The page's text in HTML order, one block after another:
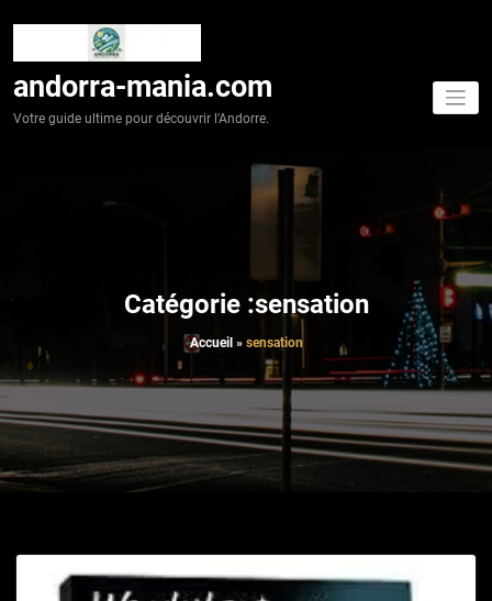
andorra-mania.com
Votre guide ultime pour découvrir l'Andorre.
Catégorie :sensation
Accueil » sensation